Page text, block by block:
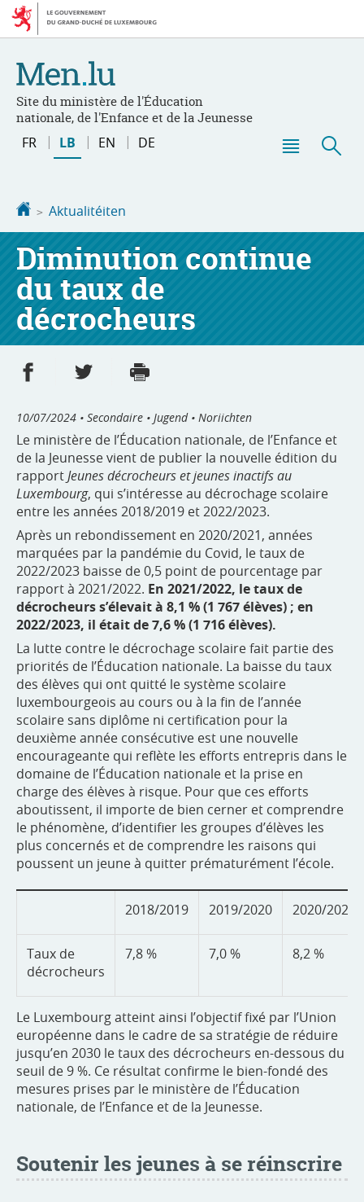
Bei
den
Aller
au
Site du ministère de l'Éducation
nationale, de l'Enfance et de la Jeunesse
Changer
FR LB EN DE
Startsäit
Aktualitéiten
Diminution continue
du taux de
décrocheurs
Partager sur Facebook
Partager sur Twitter
10/07/2024 • Secondaire • Jugend • Noriichten
Le ministère de l’Éducation nationale, de l’Enfance et
de la Jeunesse vient de publier la nouvelle édition du
rapportJeunes décrocheurs et jeunes inactifs au
Luxembourg, qui s’intéresse au décrochage scolaire
entre les années 2018/2019 et 2022/2023.
Après un rebondissement en 2020/2021, années
marquées par la pandémie du Covid, le taux de
2022/2023 baisse de 0,5 point de pourcentage par
rapport à 2021/2022. En 2021/2022, le taux de
décrocheurs s’élevait à 8,1 % (1 767 élèves) ; en
2022/2023, il était de 7,6 % (1 716 élèves).
La lutte contre le décrochage scolaire fait partie des
priorités de l’Éducation nationale. La baisse du taux
des élèves qui ont quitté le système scolaire
luxembourgeois au cours ou à la fin de l’année
scolaire sans diplôme ni certification pour la
deuxième année consécutive est une nouvelle
encourageante qui reflète les efforts entrepris dans le
domaine de l’Éducation nationale et la prise en
charge des élèves à risque. Pour que ces efforts
aboutissent, il importe de bien cerner et comprendre
le phénomène, d’identifier les groupes d’élèves les
plus concernés et de comprendre les raisons qui
poussent un jeune à quitter prématurément l’école.
2018/2019 2019/2020 2020/2021
Taux de
décrocheurs
7,8 % 7,0 % 8,2 %
Le Luxembourg atteint ainsi l’objectif fixé par l’Union
européenne dans le cadre de sa stratégie de réduire
jusqu’en 2030 le taux des décrocheurs en-dessous du
seuil de 9 %. Ce résultat confirme le bien-fondé des
mesures prises par le ministère de l’Éducation
nationale, de l’Enfance et de la Jeunesse.
Soutenir les jeunes à se réinscrire